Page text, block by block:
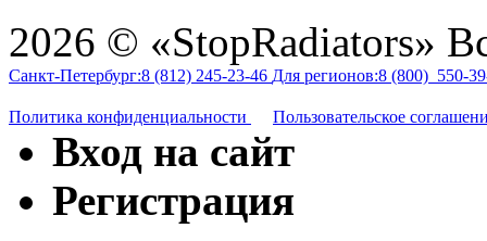
2026 © «StopRadiators»
Санкт-Петербург:8 (812) 245-23-46 Для регионов:8 (800) 550-
Политика конфиденциальности Пользовательское
Вход на сайт
Регистрация